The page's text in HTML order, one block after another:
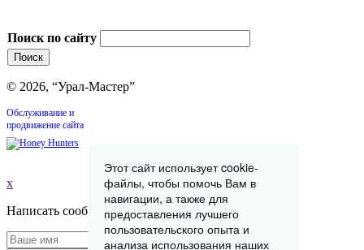
Поиск по сайту
© 2026, “Урал-Мастер”
Обслуживание и
продвижение сайта
x
Написать сообщение
Этот сайт использует cookie-
файлы, чтобы помочь Вам в
навигации, а также для
предоставления лучшего
пользовательского опыта и
анализа использования наших